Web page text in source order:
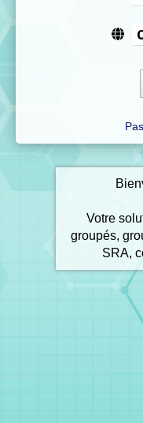
Votre
groupés,
SRA,